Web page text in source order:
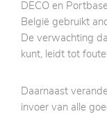
DECO en
België gebruikt
De verwachting
kunt, leidt tot
Daarnaast
invoer van alle